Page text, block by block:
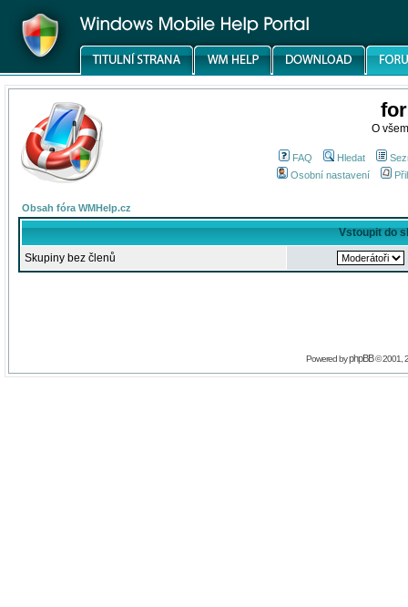
O
FAQ Hledat
Osobní nastavení
Obsah fóra WMHelp.cz
Vstoupit do
Skupiny bez členů
Powered byphpBB© 2001,